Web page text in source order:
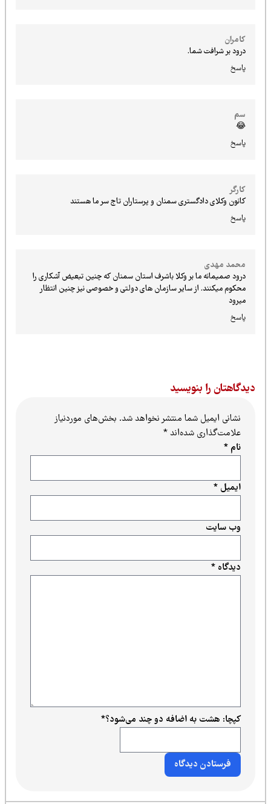
کامران
درود بر شرافت شما.
کانون وکلای دادگستری سمنان و پرستاران تاج سر ما هستند
محمد مهدی
درود صمیمانه ما بر وکلا باشرف استان سمنان که چنین تبعیض آشکاری را
محکوم میکنند. از سایر سازمان های دولتی و خصوصی نیز چنین انتظار
را بنویسید
نشانی ایمیل شما منتشر نخواهد شد.بخش‌های موردنیاز
علامت‌گذاری شده‌اند*
دیدگاه*
ایمیل*
وب‌ سایت
کپچا: هشت به اضافه دو چند می‌شود؟*